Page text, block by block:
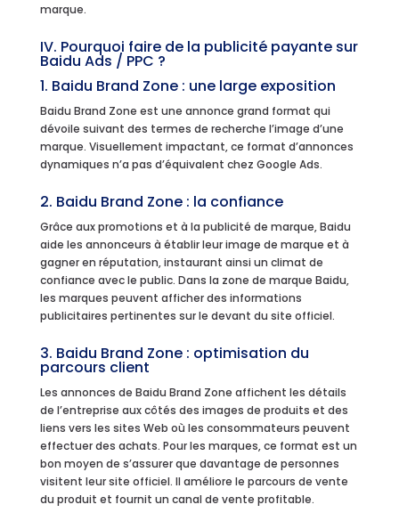
marque.
IV. Pourquoi faire de la publicité payante sur
Baidu Ads / PPC ?
1. Baidu Brand Zone : une large exposition
Baidu Brand Zone est une annonce grand format qui
dévoile suivant des termes de recherche l’image d’une
marque. Visuellement impactant, ce format d’annonces
dynamiques n’a pas d’équivalent chez Google Ads.
2. Baidu Brand Zone : la confiance
Grâce aux promotions et à la publicité de marque, Baidu
aide les annonceurs à établir leur image de marque et à
gagner en réputation, instaurant ainsi un climat de
confiance avec le public. Dans la zone de marque Baidu,
les marques peuvent afficher des informations
publicitaires pertinentes sur le devant du site officiel.
3. Baidu Brand Zone : optimisation du
parcours client
Les annonces de Baidu Brand Zone affichent les détails
de l’entreprise aux côtés des images de produits et des
liens vers les sites Web où les consommateurs peuvent
effectuer des achats. Pour les marques, ce format est un
bon moyen de s’assurer que davantage de personnes
visitent leur site officiel. Il améliore le parcours de vente
du produit et fournit un canal de vente profitable.